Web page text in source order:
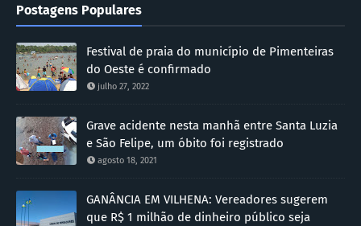
Postagens Populares
Festival de praia do município de Pimenteiras
do Oeste é confirmado
julho 27, 2022
Grave acidente nesta manhã entre Santa Luzia
e São Felipe, um óbito foi registrado
agosto 18, 2021
GANÂNCIA EM VILHENA: Vereadores sugerem
que R$ 1 milhão de dinheiro público seja